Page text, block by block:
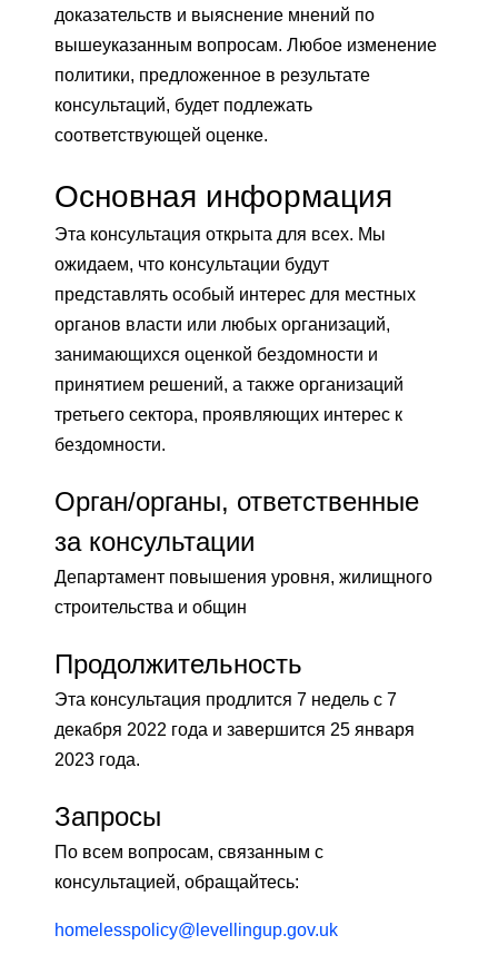
доказательств и выяснение мнений по
вышеуказанным вопросам. Любое изменение
политики, предложенное в результате
консультаций, будет подлежать
соответствующей оценке.
Основная информация
Эта консультация открыта для всех. Мы
ожидаем, что консультации будут
представлять особый интерес для местных
органов власти или любых организаций,
занимающихся оценкой бездомности и
принятием решений, а также организаций
третьего сектора, проявляющих интерес к
бездомности.
Орган/органы, ответственные
за консультации
Департамент повышения уровня, жилищного
строительства и общин
Продолжительность
Эта консультация продлится 7 недель с 7
декабря 2022 года и завершится 25 января
2023 года.
Запросы
По всем вопросам, связанным с
консультацией, обращайтесь:
homelesspolicy@levellingup.gov.uk